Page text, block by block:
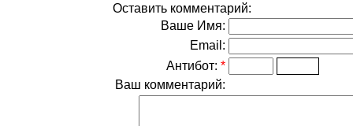
Оставить комментарий:
Ваше Имя:
Email:
Антибот: *
Ваш комментарий: